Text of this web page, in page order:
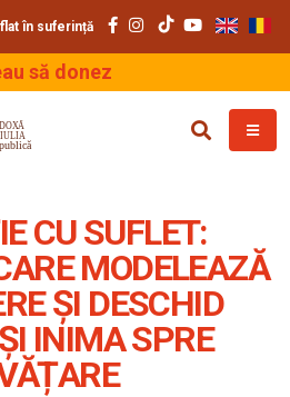
în suferință
să donez
CU SUFLET:
MODELEAZĂ
ȘI DESCHID
INIMA SPRE